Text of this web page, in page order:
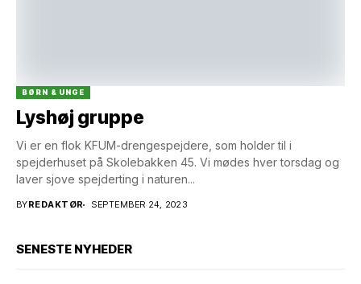
BØRN & UNGE
Lyshøj gruppe
Vi er en flok KFUM-drengespejdere, som holder til i
spejderhuset på Skolebakken 45. Vi mødes hver torsdag og
laver sjove spejderting i naturen...
BYREDAKTØR SEPTEMBER 24, 2023
SENESTE NYHEDER